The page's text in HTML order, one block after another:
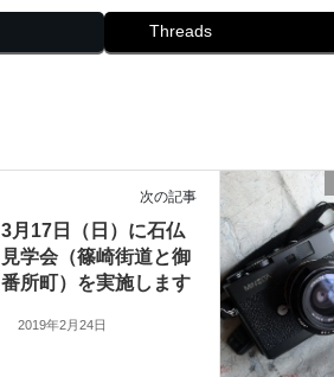
Threads
次の記事
3月17日（日）に石仏
見学会（篠崎街道と御
番所町）を実施します
2019年2月24日